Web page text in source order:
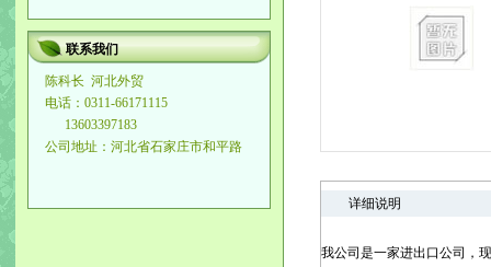
联系我们
陈科长 河北外贸
电话：0311-66171115
13603397183
公司地址：河北省石家庄市和平路
详细说明
我公司是一家进出口公司，